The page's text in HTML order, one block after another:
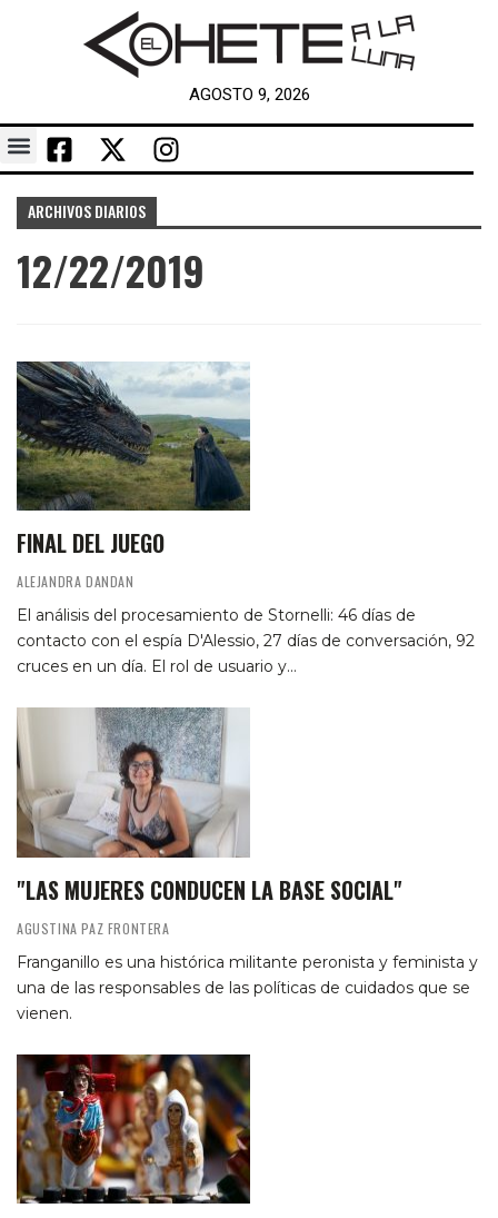
AGOSTO 9, 2026
ARCHIVOS DIARIOS
12/22/2019
FINAL DEL JUEGO
ALEJANDRA DANDAN
El análisis del procesamiento de Stornelli: 46 días de
contacto con el espía D'Alessio, 27 días de conversación, 92
cruces en un día. El rol de usuario y…
"LAS MUJERES CONDUCEN LA BASE SOCIAL"
AGUSTINA PAZ FRONTERA
Franganillo es una histórica militante peronista y feminista y
una de las responsables de las políticas de cuidados que se
vienen.